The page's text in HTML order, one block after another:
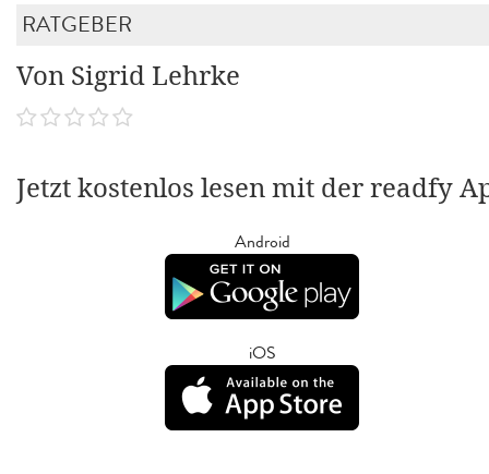
RATGEBER
Von Sigrid Lehrke
Jetzt kostenlos lesen mit der readfy
Android
iOS